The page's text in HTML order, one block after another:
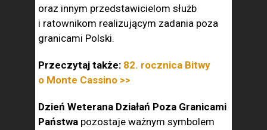
oraz innym przedstawicielom służb
i ratownikom realizującym zadania poza
granicami Polski.
Przeczytaj także: 82. rocznica Bitwy
o Monte Cassino >>
Dzień Weterana Działań Poza Granicami
Państwa pozostaje ważnym symbolem